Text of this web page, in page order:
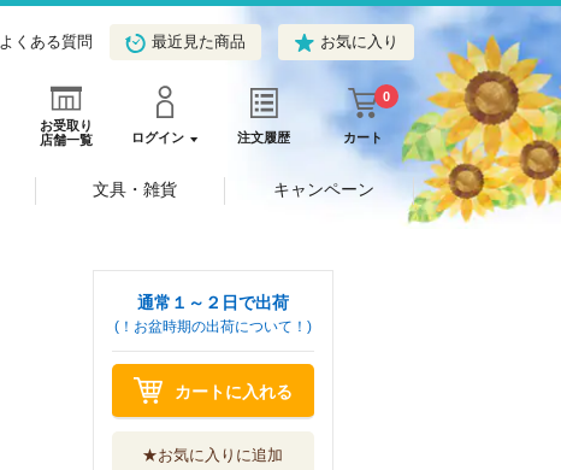
よくある質問 最近見た商品 お気に入り
お受取り
店舗一覧
ログイン 注文履歴 カート
0
文具・雑貨 キャンペーン
通常１～２日で出荷
(！お盆時期の出荷について！)
カートに入れる
★お気に入りに追加